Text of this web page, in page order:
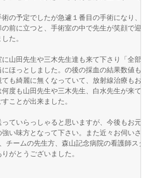
の予定でしたが急遽１番目の手術になり、
前に立つと、手術室の中で先生が笑顔で迎
した。
山田先生や三木先生達も来て下さり「全部
にほっとしました。の後の採血の結果数値も
ても綺麗に無くなっていて、放射線治療もお
度も山田先生や三木先生、白水先生が来て
ことが出来ました。
ていらっしゃると思いますが、今後もお元
強い味方となって下さい。また近々お伺いさ
チームの先生方、森山記念病院の看護師スタ